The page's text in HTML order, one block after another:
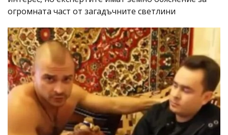
огромната част от загадъчните светлини